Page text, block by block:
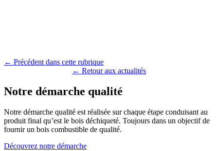
← Précédent dans cette rubrique
← Retour aux actualités
Notre démarche qualité
Notre démarche qualité est réalisée sur chaque étape conduisant au
produit final qu’est le bois déchiqueté. Toujours dans un objectif de
fournir un bois combustible de qualité.
Découvrez notre démarche